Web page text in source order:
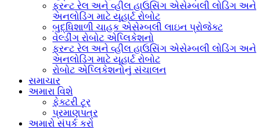
ફ્રન્ટ રેલ અને વ્હીલ હાઉસિંગ એસેમ્બલી લોડિંગ અને
અનલોડિંગ માટે યૂહાર્ટ રોબોટ
બુદ્ધિશાળી ચાહક એસેમ્બલી લાઇન પ્રોજેક્ટ
વેલ્ડીંગ રોબોટ એપ્લિકેશનો
ફ્રન્ટ રેલ અને વ્હીલ હાઉસિંગ એસેમ્બલી લોડિંગ અને
અનલોડિંગ માટે યૂહાર્ટ રોબોટ
રોબોટ એપ્લિકેશનોનું સંચાલન
સમાચાર
અમારા વિશે
ફેક્ટરી ટૂર
પ્રમાણપત્ર
અમારો સંપર્ક કરો